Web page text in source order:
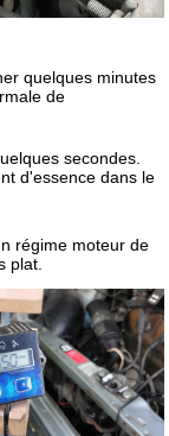
quelques minutes
de
secondes.
d'essence dans le
régime moteur de
plat.